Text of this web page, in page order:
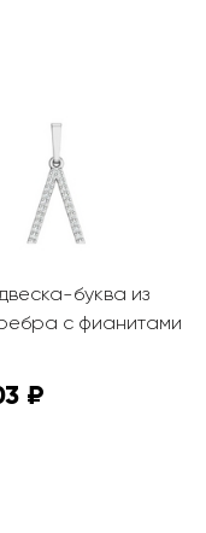
буква из
с фианитами
₽